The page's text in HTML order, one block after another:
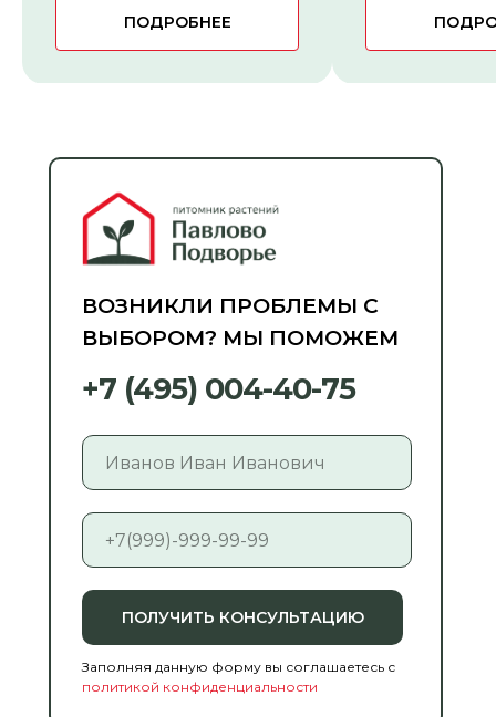
ПОДРОБНЕЕ
ПОЛУЧИТЬ КОНСУЛЬТАЦИЮ
ВОЗНИКЛИ ПРОБЛЕМЫ С
ВЫБОРОМ? МЫ ПОМОЖЕМ
Заполняя данную форму вы соглашаетесь с
политикой конфиденциальности
+7 (495) 004-40-75